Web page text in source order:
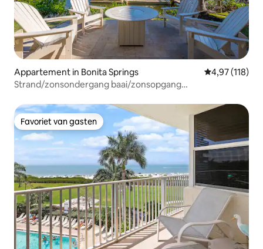
Appartement in Bonita Springs Gemiddelde
4,97 (118)
Strand/zonsondergang baai/zonsopgang
Favoriet van gasten
Favoriet van gasten